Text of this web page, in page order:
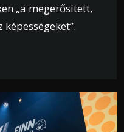
„a megerősített,